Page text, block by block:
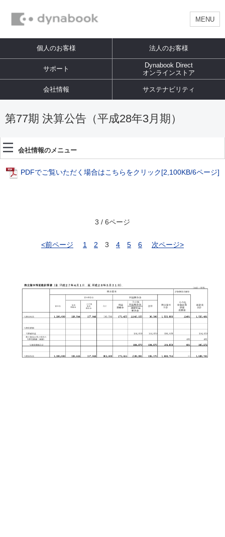
MENU
個人のお客様 法人のお客様
サポート
Dynabook Direct
オンラインストア
会社情報 サステナビリティ
第77期 決算公告（平成28年3月期）
会社情報のメニュー
PDFでご覧いただく場合はこちらをクリック[2,100KB/6ページ]
3 / 6ページ
<前ページ 1 2 3 4 5 6 次ページ>